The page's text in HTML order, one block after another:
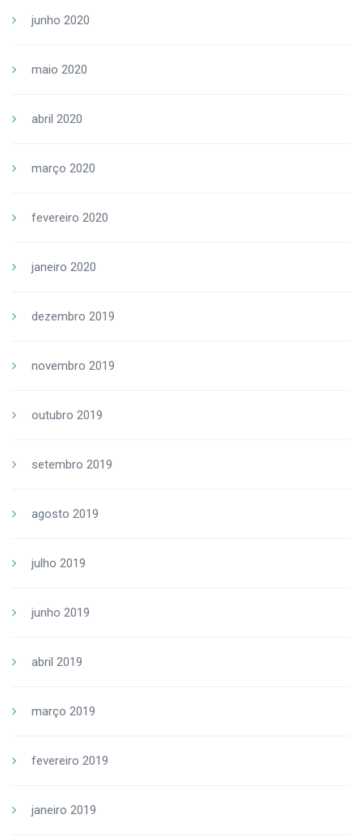
junho 2020
maio 2020
abril 2020
março 2020
fevereiro 2020
janeiro 2020
dezembro 2019
novembro 2019
outubro 2019
setembro 2019
agosto 2019
julho 2019
junho 2019
abril 2019
março 2019
fevereiro 2019
janeiro 2019